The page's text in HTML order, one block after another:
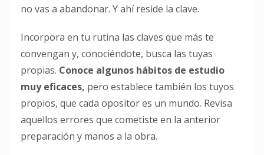
no vas a abandonar. Y ahí reside la clave.
Incorpora en tu rutina las claves que más te
convengan y, conociéndote, busca las tuyas
propias. Conoce algunos hábitos de estudio
muy eficaces, pero establece también los tuyos
propios, que cada opositor es un mundo. Revisa
aquellos errores que cometiste en la anterior
preparación y manos a la obra.